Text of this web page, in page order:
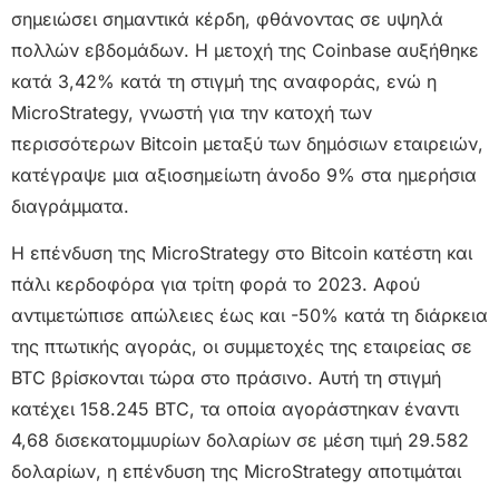
σημειώσει σημαντικά κέρδη, φθάνοντας σε υψηλά
πολλών εβδομάδων. Η μετοχή της Coinbase αυξήθηκε
κατά 3,42% κατά τη στιγμή της αναφοράς, ενώ η
MicroStrategy, γνωστή για την κατοχή των
περισσότερων Bitcoin μεταξύ των δημόσιων εταιρειών,
κατέγραψε μια αξιοσημείωτη άνοδο 9% στα ημερήσια
διαγράμματα.
Η επένδυση της MicroStrategy στο Bitcoin κατέστη και
πάλι κερδοφόρα για τρίτη φορά το 2023. Αφού
αντιμετώπισε απώλειες έως και -50% κατά τη διάρκεια
της πτωτικής αγοράς, οι συμμετοχές της εταιρείας σε
BTC βρίσκονται τώρα στο πράσινο. Αυτή τη στιγμή
κατέχει 158.245 BTC, τα οποία αγοράστηκαν έναντι
4,68 δισεκατομμυρίων δολαρίων σε μέση τιμή 29.582
δολαρίων, η επένδυση της MicroStrategy αποτιμάται